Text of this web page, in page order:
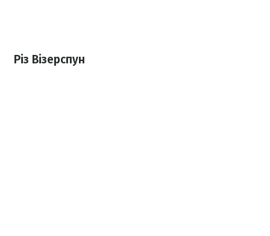
Різ Візерспун